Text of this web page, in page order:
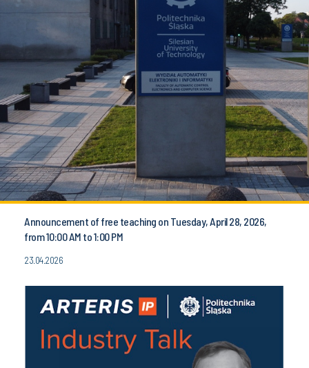
Announcement of free teaching on Tuesday, April 28, 2026,
from 10:00 AM to 1:00 PM
23.04.2026